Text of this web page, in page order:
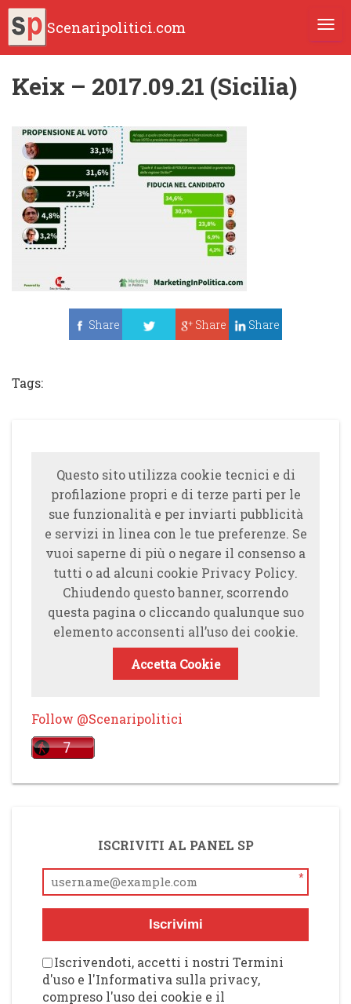
Scenaripolitici.com
Keix – 2017.09.21 (Sicilia)
Share
Share Share
Tags:
Questo sito utilizza cookie tecnici e di
profilazione propri e di terze parti per le
sue funzionalità e per inviarti pubblicità
e servizi in linea con le tue preferenze. Se
vuoi saperne di più o negare il consenso a
tutti o ad alcuni cookie Privacy Policy.
Chiudendo questo banner, scorrendo
questa pagina o cliccando qualunque suo
elemento acconsenti all’uso dei cookie.
Accetta Cookie
Follow @Scenaripolitici
ISCRIVITI AL PANEL SP
*
Iscrivimi
Iscrivendoti, accetti i nostri Termini
d'uso e l'Informativa sulla privacy,
compreso l'uso dei cookie e il